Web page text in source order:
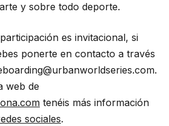
y sobre todo deporte.
es invitacional, si
ponerte en contacto a través
web de
tenéis más información
sociales.